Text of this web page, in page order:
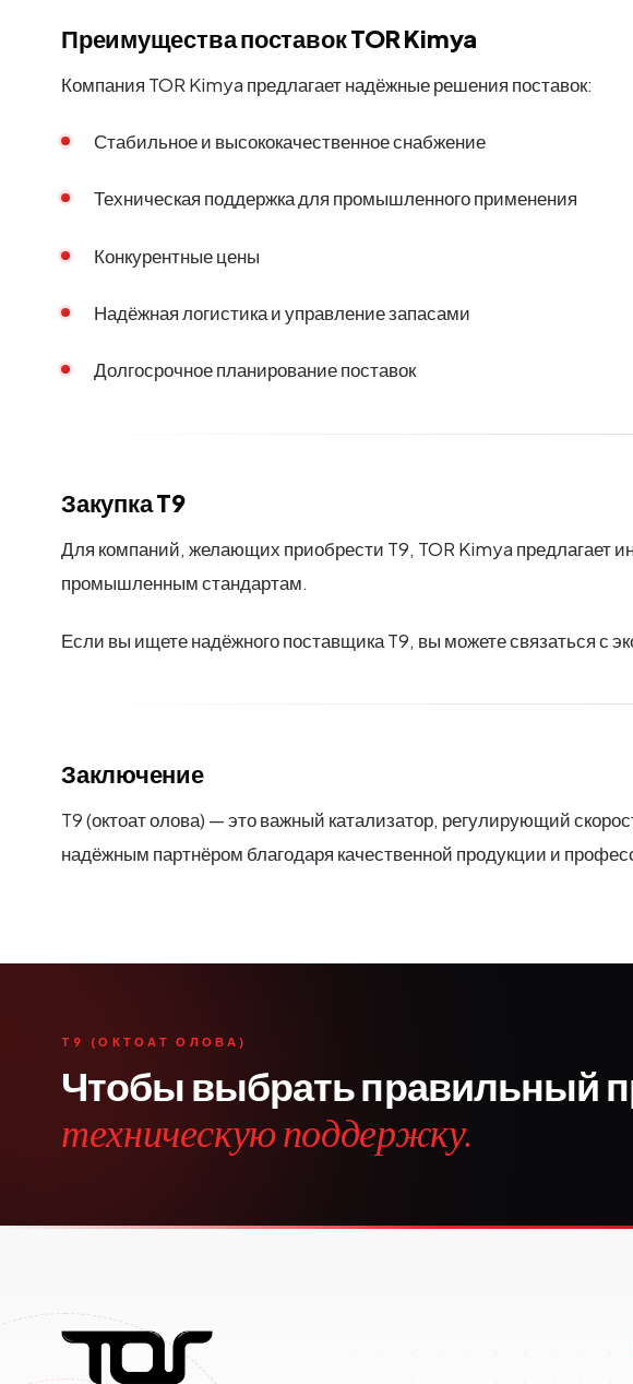
Преимущества поставок TOR Kimya
Компания TOR Kimya предлагает надёжные решения поставок:
Стабильное и высококачественное снабжение
Техническая поддержка для промышленного применения
Конкурентные цены
Надёжная логистика и управление запасами
Долгосрочное планирование поставок
Закупка T9
Для компаний, желающих приобрести T9, TOR Kimya предлагает
промышленным стандартам.
Если вы ищете надёжного поставщика T9, вы можете связаться с
Заключение
T9 (октоат олова) — это важный катализатор, регулирующий
надёжным партнёром благодаря качественной продукции и
T9 (ОКТОАТ ОЛОВА)
Чтобы выбрать правильный
техническую поддержку.